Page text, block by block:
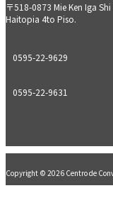
〒518-0873 Mie Ken Iga
Haitopia 4to Piso.
0595-22-9629
0595-22-9631
Copyright © 2026 Centro de